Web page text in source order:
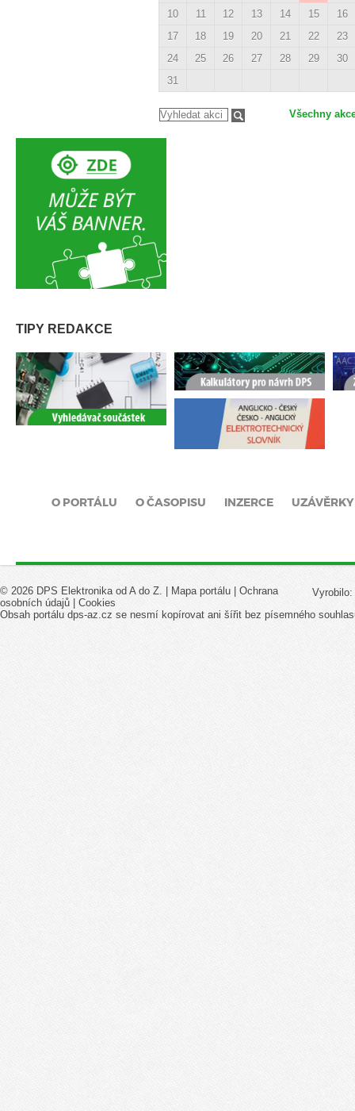
10
11 12 13 14 15
16
17
18 19 20 21 22
23
24
25 26 27 28 29
30
31
Všechny
TIPY REDAKCE
O PORTÁLU O ČASOPISU INZERCE UZÁVĚRKY
Vyrobilo:
© 2026 DPS Elektronika od A do Z. | Mapa portálu
Ochrana
osobních údajů
Cookies
Obsah portálu dps-az.cz se nesmí kopírovat ani šířit bez písemného